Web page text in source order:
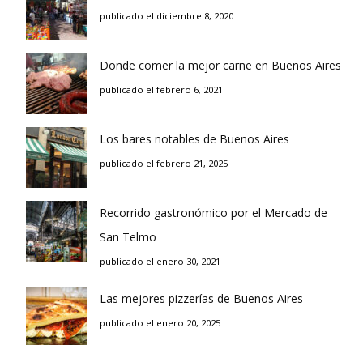
publicado el diciembre 8, 2020
Donde comer la mejor carne en Buenos Aires
publicado el febrero 6, 2021
Los bares notables de Buenos Aires
publicado el febrero 21, 2025
Recorrido gastronómico por el Mercado de
San Telmo
publicado el enero 30, 2021
Las mejores pizzerías de Buenos Aires
publicado el enero 20, 2025